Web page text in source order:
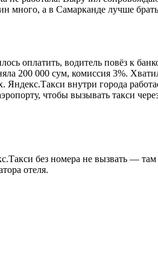
а в Самарканде лучше брать
оплатить, водитель повёз к
200 000 сум, комиссия 3%.
внутри города
чтобы вызывать такси
без номера не вызвать —
отеля.